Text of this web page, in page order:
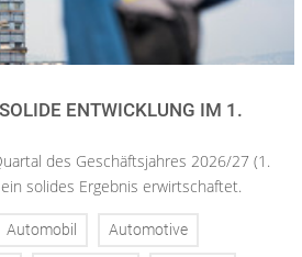
ENTWICKLUNG IM 1.
des Geschäftsjahres 2026/27 (1.
solides Ergebnis erwirtschaftet.
Automobil Automotive